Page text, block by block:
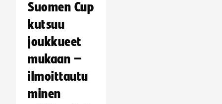
Suomen Cup
kutsuu
joukkueet
mukaan –
ilmoittautu
minen